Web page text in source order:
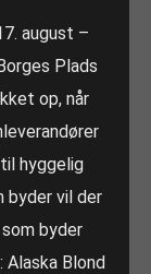
august –
Plads
op, når
hyggelig
byder vil der
byder
Alaska Blond